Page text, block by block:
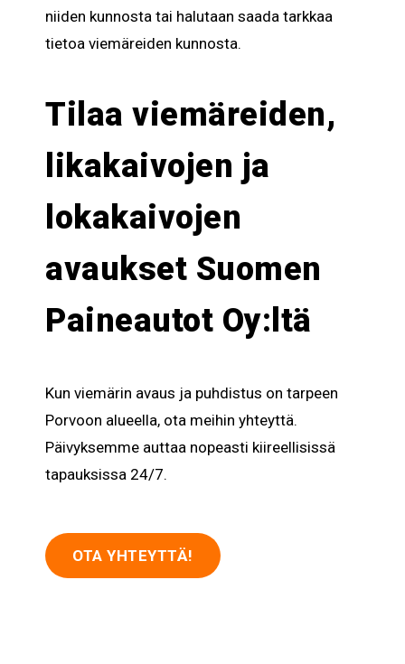
niiden kunnosta tai halutaan saada tarkkaa
tietoa viemäreiden kunnosta.
Tilaa viemäreiden,
likakaivojen ja
lokakaivojen
avaukset Suomen
Paineautot Oy:ltä
Kun viemärin avaus ja puhdistus on tarpeen
Porvoon alueella, ota meihin yhteyttä.
Päivyksemme auttaa nopeasti kiireellisissä
tapauksissa 24/7.
OTA YHTEYTTÄ!